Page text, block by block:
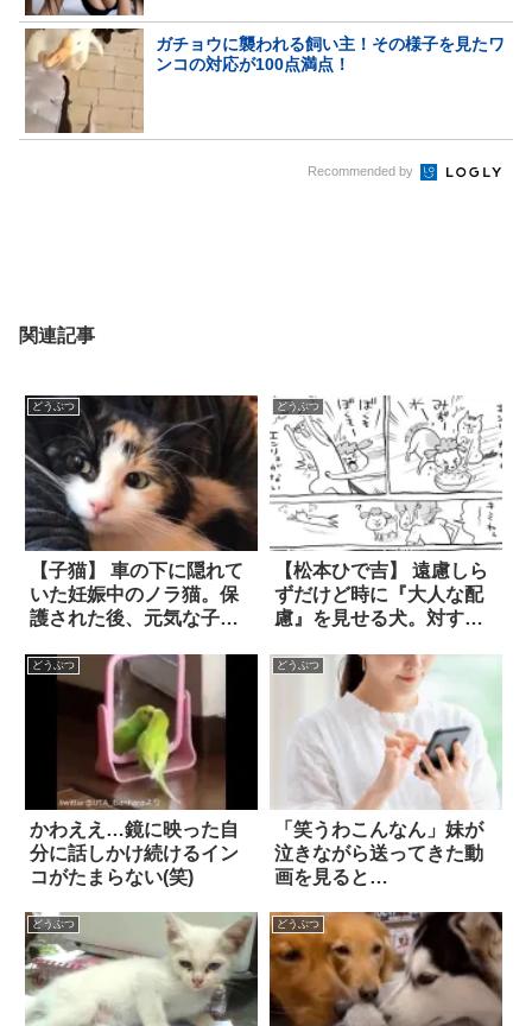
ガチョウに襲われる飼い主！その様子を見たワ
ンコの対応が100点満点！
Recommended by
関連記事
どうぶつ
【子猫】 車の下に隠れて
いた妊娠中のノラ猫。保
護された後、元気な子猫
て『自身の幸せ』も掴ん
だ！
どうぶつ
【松本ひで吉】 遠慮しら
ずだけど時に『大人な配
慮』を見せる犬。対する
どうぶつ
かわええ…鏡に映った自
分に話しかけ続けるイン
コがたまらない(笑)
どうぶつ
「笑うわこんなん」妹が
泣きながら送ってきた動
画を見ると…
どうぶつ どうぶつ